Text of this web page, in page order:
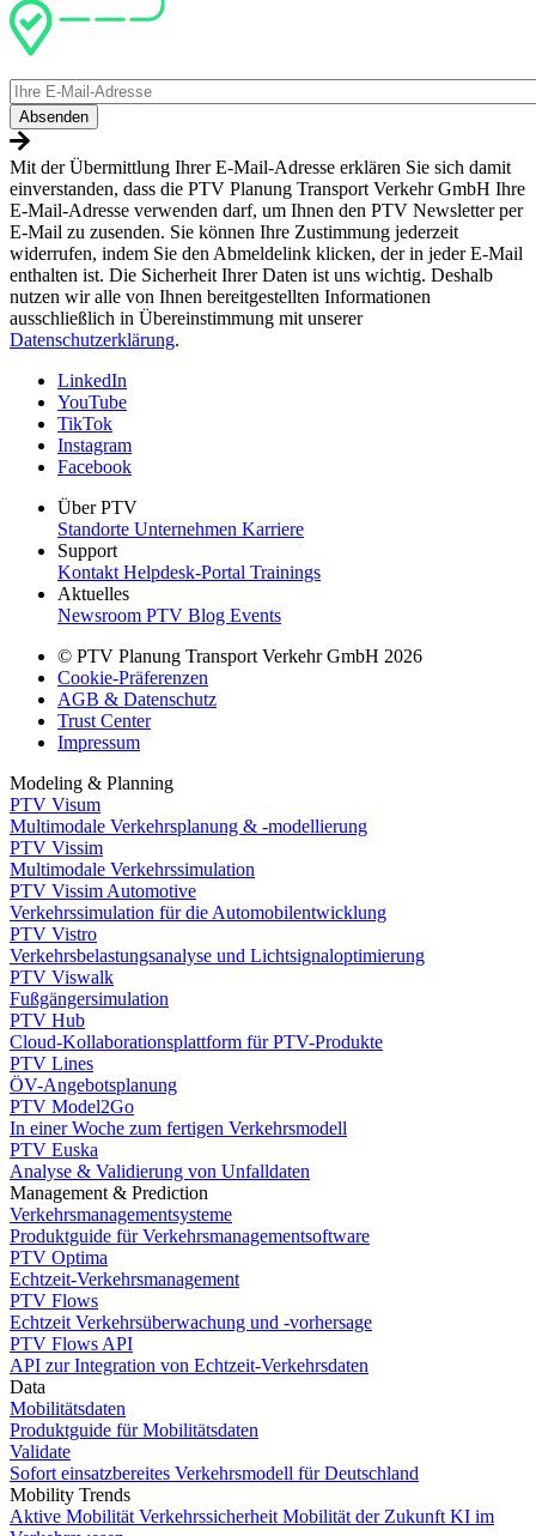
E-
Mail
Mit der Übermittlung Ihrer E-Mail-Adresse erklären Sie sich damit
einverstanden, dass die PTV Planung Transport Verkehr GmbH Ihre
E-Mail-Adresse verwenden darf, um Ihnen den PTV Newsletter per
E-Mail zu zusenden. Sie können Ihre Zustimmung jederzeit
widerrufen, indem Sie den Abmeldelink klicken, der in jeder E-Mail
enthalten ist. Die Sicherheit Ihrer Daten ist uns wichtig. Deshalb
nutzen wir alle von Ihnen bereitgestellten Informationen
ausschließlich in Übereinstimmung mit unserer
Datenschutzerklärung.
LinkedIn
YouTube
TikTok
Instagram
Facebook
Über PTV
Standorte Unternehmen Karriere
Support
Kontakt Helpdesk-Portal Trainings
Aktuelles
Newsroom PTV Blog Events
© PTV Planung Transport Verkehr GmbH 2026
Cookie-Präferenzen
AGB & Datenschutz
Trust Center
Impressum
Modeling & Planning
PTV Visum
Multimodale Verkehrsplanung & -modellierung
PTV Vissim
Multimodale Verkehrssimulation
PTV Vissim Automotive
Verkehrssimulation für die Automobilentwicklung
PTV Vistro
Verkehrsbelastungsanalyse und Lichtsignaloptimierung
PTV Viswalk
Fußgängersimulation
PTV Hub
Cloud-Kollaborationsplattform für PTV-Produkte
PTV Lines
ÖV-Angebotsplanung
PTV Model2Go
In einer Woche zum fertigen Verkehrsmodell
PTV Euska
Analyse & Validierung von Unfalldaten
Management & Prediction
Verkehrsmanagementsysteme
Produktguide für Verkehrsmanagementsoftware
PTV Optima
Echtzeit-Verkehrsmanagement
PTV Flows
Echtzeit Verkehrsüberwachung und -vorhersage
PTV Flows API
API zur Integration von Echtzeit-Verkehrsdaten
Data
Mobilitätsdaten
Produktguide für Mobilitätsdaten
Validate
Sofort einsatzbereites Verkehrsmodell für Deutschland
Mobility Trends
Aktive Mobilität Verkehrssicherheit Mobilität der Zukunft KI im